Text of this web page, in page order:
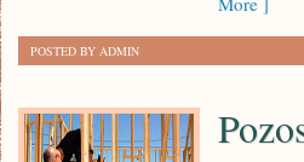
POSTED BY ADMIN